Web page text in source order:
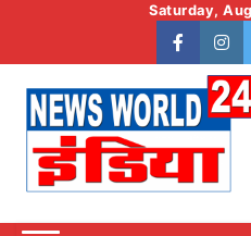
content
Saturday,
facebook